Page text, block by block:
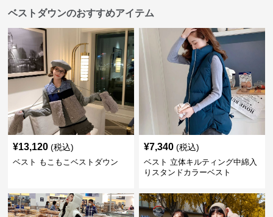
ベストダウンのおすすめアイテム
¥13,120 (税込)
ベスト もこもこベストダウン
¥7,340 (税込)
ベスト 立体キルティング中綿入
りスタンドカラーベスト